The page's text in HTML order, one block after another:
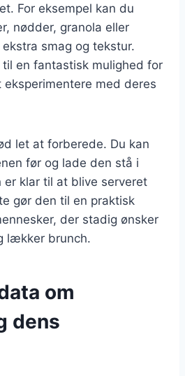
For eksempel kan du
nødder, granola eller
smag og tekstur.
en fantastisk mulighed for
med deres
let at forberede. Du kan
før og lade den stå i
er klar til at blive serveret
gør den til en praktisk
der stadig ønsker
lækker brunch.
om
dens